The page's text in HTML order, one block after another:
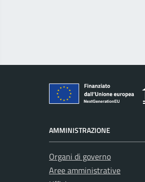
AMMINISTRAZIONE
Organi di governo
Aree amministrative